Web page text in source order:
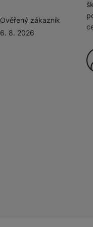
Ověřený zákazník
6. 8. 2026